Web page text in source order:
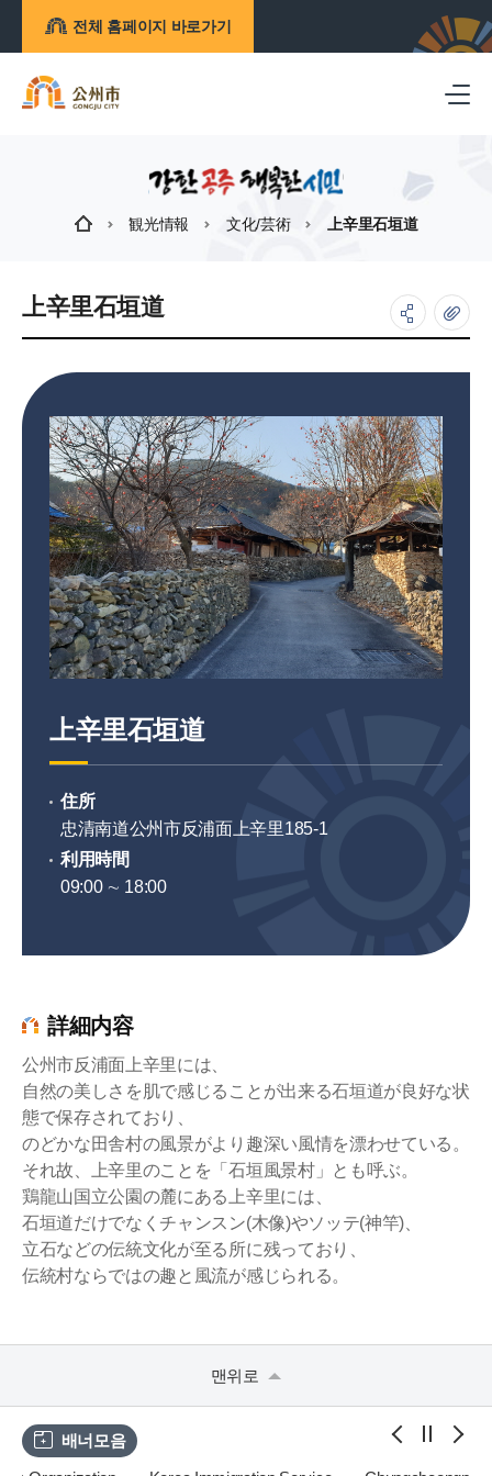
전체 홈페이지 바로가기
観光情報 文化/芸術 上辛里石垣道
上辛里石垣道
上辛里石垣道
住所
忠清南道公州市反浦面上辛里185-1
利用時間
09:00 ∼ 18:00
詳細内容
公州市反浦面上辛里には、
自然の美しさを肌で感じることが出来る石垣道が良好な状
態で保存されており、
のどかな田舎村の風景がより趣深い風情を漂わせている。
それ故、上辛里のことを「石垣風景村」とも呼ぶ。
鶏龍山国立公園の麓にある上辛里には、
石垣道だけでなくチャンスン(木像)やソッテ(神竿)、
立石などの伝統文化が至る所に残っており、
伝統村ならではの趣と風流が感じられる。
맨위로
배너모음